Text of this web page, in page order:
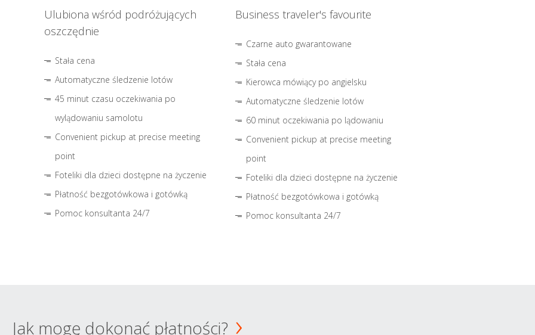
Ulubiona wśród podróżujących
oszczędnie
Stała cena
Automatyczne śledzenie lotów
45 minut czasu oczekiwania po
wylądowaniu samolotu
Convenient pickup at precise meeting
point
Foteliki dla dzieci dostępne na życzenie
Płatność bezgotówkowa i gotówką
Pomoc konsultanta 24/7
Business traveler's favourite
Czarne auto gwarantowane
Stała cena
Kierowca mówiący po angielsku
Automatyczne śledzenie lotów
60 minut oczekiwania po lądowaniu
Convenient pickup at precise meeting
point
Foteliki dla dzieci dostępne na życzenie
Płatność bezgotówkowa i gotówką
Pomoc konsultanta 24/7
Jak mogę dokonać płatności?